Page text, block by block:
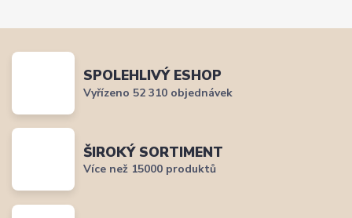
SPOLEHLIVÝ ESHOP
Vyřízeno 52 310 objednávek
ŠIROKÝ SORTIMENT
Více než 15000 produktů